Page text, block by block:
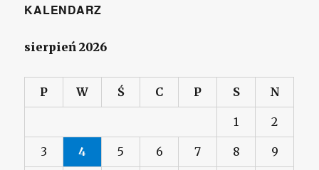
KALENDARZ
sierpień 2026
P W Ś C P S N
1 2
3 4 5 6 7 8 9